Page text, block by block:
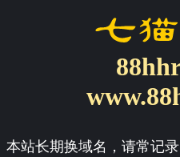
本站长期换域名，请常记